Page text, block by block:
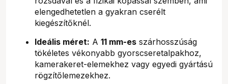
elengedhetetlen a gyakran cserélt
kiegészítőknél.
Ideális méret: A 11 mm-es szárhosszúság
tökéletes vékonyabb gyorscseretalpakhoz,
kamerakeret-elemekhez vagy egyedi gyártású
rögzítőlemezekhez.